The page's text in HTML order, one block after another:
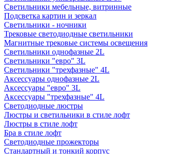
Светильники мебельные, витринные
Подсветка картин и зеркал
Светильники - ночники
Трековые светодиодные светильники
Магнитные трековые системы освещения
Светильники однофазные 2L
Светильники "евро" 3L
Светильники "трехфазные" 4L
Аксессуары однофазные 2L
Аксессуары "евро" 3L
Аксессуары "трехфазные" 4L
Светодиодные люстры
Люстры и светильники в стиле лофт
Люстры в стиле лофт
Бра в стиле лофт
Светодиодные прожекторы
Стандартный и тонкий корпус